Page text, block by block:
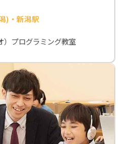
)・新潟駅
）プログラミング教室